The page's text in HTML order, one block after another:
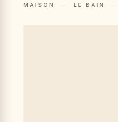
MAISON — LE BAIN —